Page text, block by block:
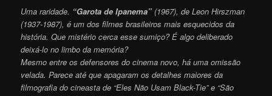
Uma raridade. “Garota de Ipanema” (1967), de Leon Hirszman
(1937-1987), é um dos filmes brasileiros mais esquecidos da
história. Que mistério cerca esse sumiço? É algo deliberado
deixá-lo no limbo da memória?
Mesmo entre os defensores do cinema novo, há uma omissão
velada. Parece até que apagaram os detalhes maiores da
filmografia do cineasta de “Eles Não Usam Black-Tie” e “São